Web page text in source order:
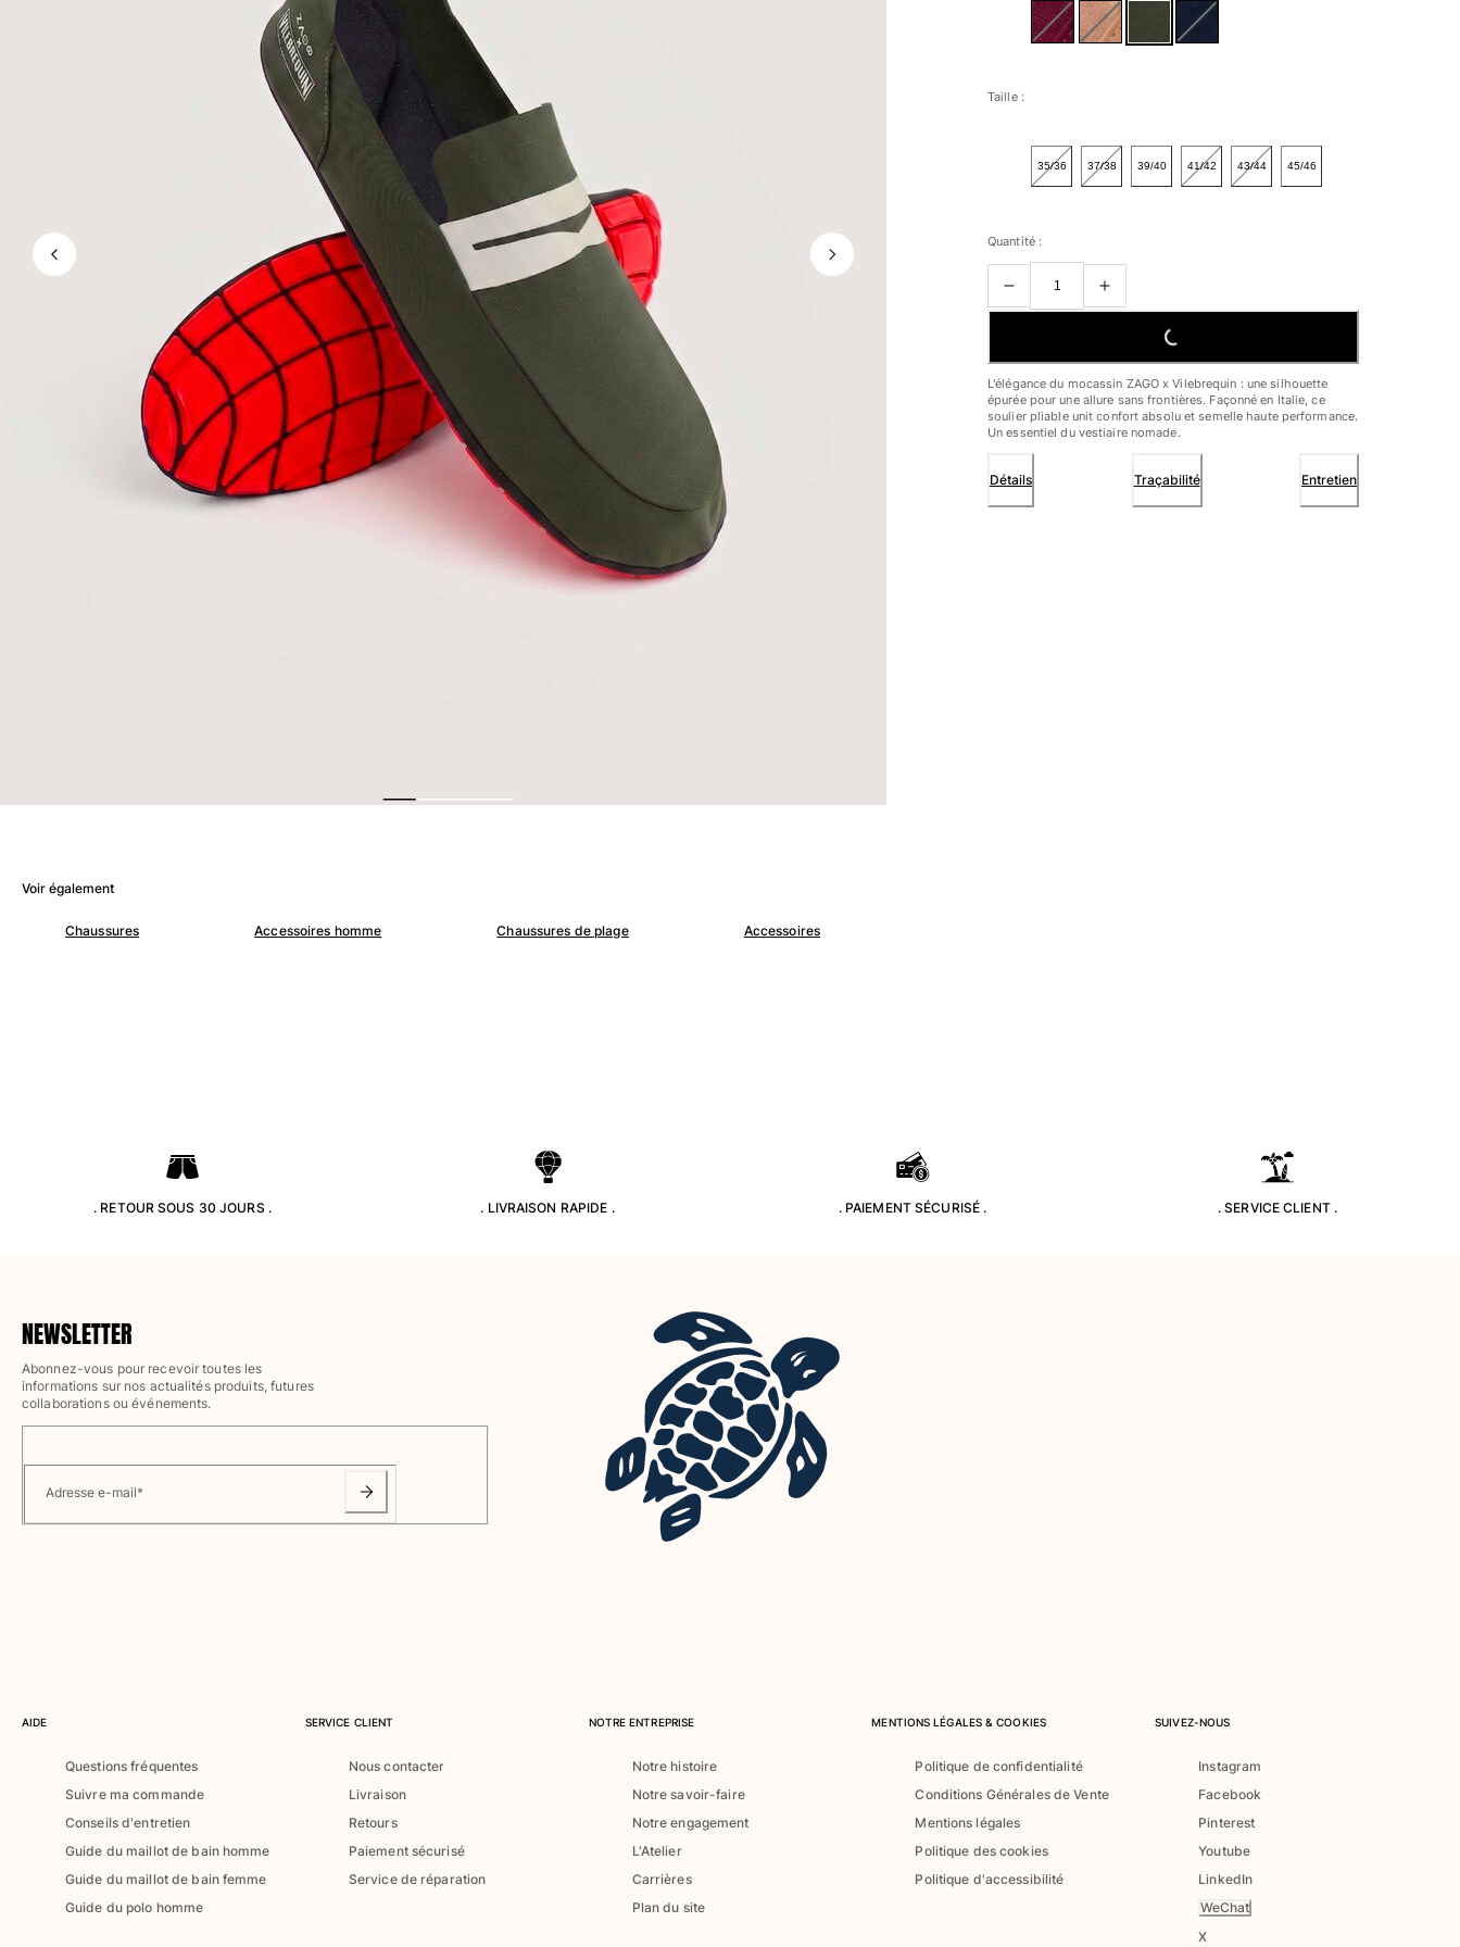
Le Magique
Tous les articles
Prêt-à-porter
Polos
Chemises
Bermudas et Shorts
Pulls et Cardigans
Vestes et Manteaux
Pantalons
Sweats
T-shirts
Loungewear
Tous les articles
Grandes tailles
Tous les articles
Femme
Prêt-à-porter
Chemises
Bébé
Classique
Classique ultra-léger
Brodés Edition Numérotée
T-Shirts Anti UV
Pantalons
Tous les articles
Taille :
35/36 37/38 39/40 41/42 43/44 45/46
Quantité :
LOADING...
L'élégance du mocassin ZAGO x Vilebrequin : une silhouette
épurée pour une allure sans frontières. Façonné en Italie, ce
soulier pliable unit confort absolu et semelle haute performance.
Un essentiel du vestiaire nomade.
Détails Traçabilité Entretien
Voir également
Chaussures Accessoires homme Chaussures de plage Accessoires
. RETOUR SOUS 30 JOURS . . LIVRAISON RAPIDE . . PAIEMENT SÉCURISÉ . . SERVICE CLIENT .
NEWSLETTER
Abonnez-vous pour recevoir toutes les
informations sur nos actualités produits, futures
collaborations ou événements.
Adresse e-mail*
AIDE
Questions fréquentes
Suivre ma commande
Conseils d'entretien
Guide du maillot de bain homme
Guide du maillot de bain femme
Guide du polo homme
SERVICE CLIENT
Nous contacter
Livraison
Retours
Paiement sécurisé
Service de réparation
NOTRE ENTREPRISE
Notre histoire
Notre savoir-faire
Notre engagement
L'Atelier
Carrières
Plan du site
MENTIONS LÉGALES & COOKIES
Politique de confidentialité
Conditions Générales de Vente
Mentions légales
Politique des cookies
Politique d'accessibilité
SUIVEZ-NOUS
Instagram
Facebook
Pinterest
Youtube
LinkedIn
WeChat
X